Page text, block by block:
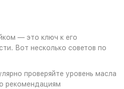
— это ключ к его
Вот несколько советов по
проверяйте уровень масла
рекомендациям